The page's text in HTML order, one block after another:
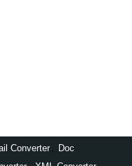
Converter ,
Doc